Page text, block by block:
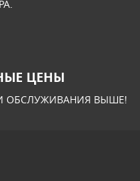
ЦЕНЫ
ОБСЛУЖИВАНИЯ ВЫШЕ!